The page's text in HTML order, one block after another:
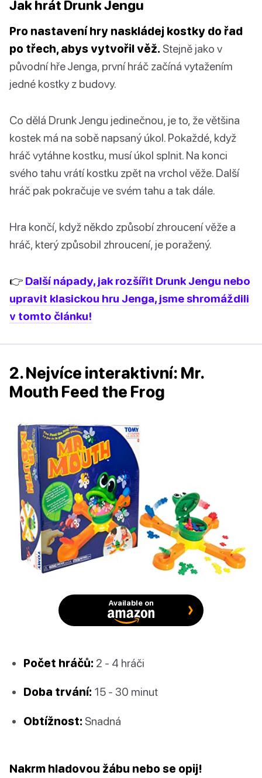
Jak hrát Drunk Jengu
Pro nastavení hry naskládej kostky do řad
po třech, abys vytvořil věž. Stejně jako v
původní hře Jenga, první hráč začíná vytažením
jedné kostky z budovy.
Co dělá Drunk Jengu jedinečnou, je to, že většina
kostek má na sobě napsaný úkol. Pokaždé, když
hráč vytáhne kostku, musí úkol splnit. Na konci
svého tahu vrátí kostku zpět na vrchol věže. Další
hráč pak pokračuje ve svém tahu a tak dále.
Hra končí, když někdo způsobí zhroucení věže a
hráč, který způsobil zhroucení, je poražený.
👉 Další nápady, jak rozšířit Drunk Jengu nebo
upravit klasickou hru Jenga, jsme shromáždili
v tomto článku!
2. Nejvíce interaktivní: Mr.
Mouth Feed the Frog
Available on
Počet hráčů: 2 - 4 hráči
Doba trvání: 15 - 30 minut
Obtížnost: Snadná
Nakrm hladovou žábu nebo se opij!